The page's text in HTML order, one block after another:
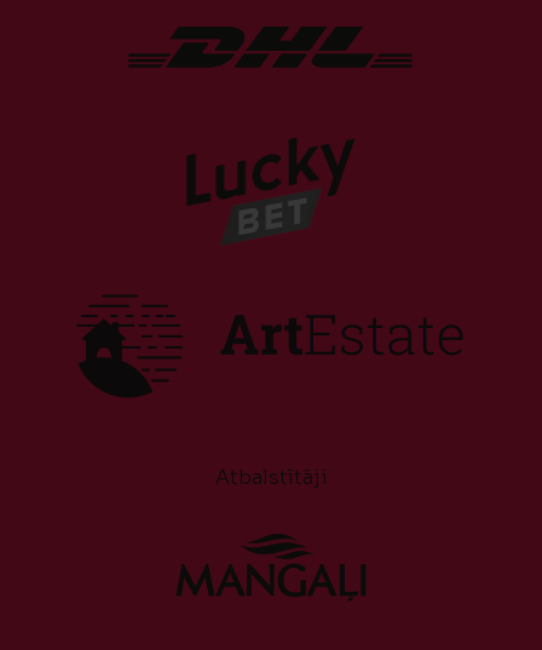
Atbalstītāji